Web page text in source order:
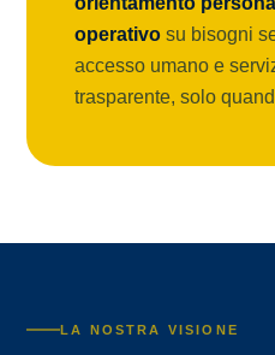
operativo su bisogni
accesso umano e
trasparente, solo
LA NOSTRA VISIONE